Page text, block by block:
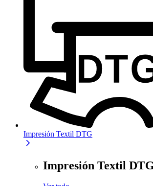
Impresión Textil DTG
Impresión Textil